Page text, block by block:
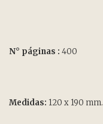
N° páginas : 400
Medidas: 120 x 190 mm.